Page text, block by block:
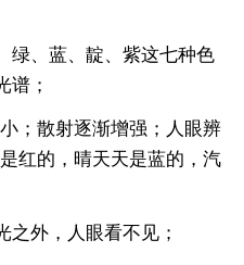
绿、蓝、靛、紫这七种色
谱；
；散射逐渐增强；人眼辨
红的，晴天天是蓝的，汽
之外，人眼看不见；